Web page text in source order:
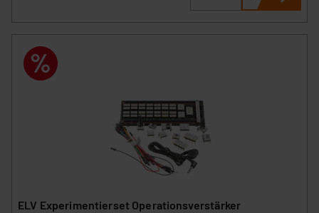
ELV Experimentierset Operationsverstärker